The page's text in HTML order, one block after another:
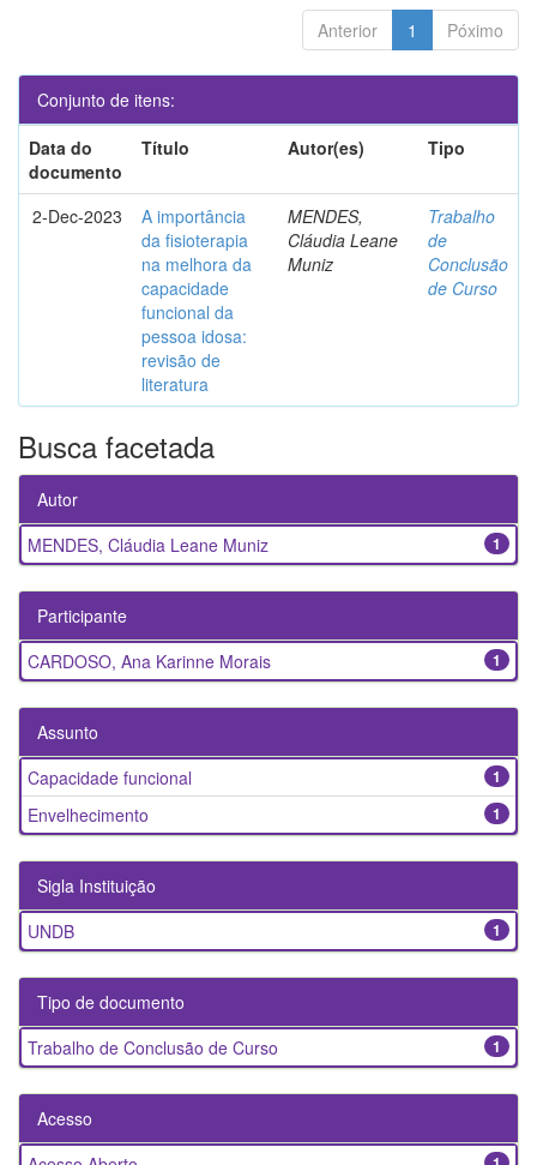
Anterior 1 Póximo
Conjunto de itens:
Data do
documento
Título Autor(es) Tipo
2-Dec-2023
A importância
da fisioterapia
na melhora da
capacidade
funcional da
pessoa idosa:
revisão de
literatura
MENDES,
Cláudia Leane
Muniz
Trabalho
de
Conclusão
de Curso
Busca facetada
Autor
1
MENDES, Cláudia Leane Muniz
Participante
1
CARDOSO, Ana Karinne Morais
Assunto
1
Capacidade funcional
1
Envelhecimento
Sigla Instituição
1
UNDB
Tipo de documento
1
Trabalho de Conclusão de Curso
Acesso